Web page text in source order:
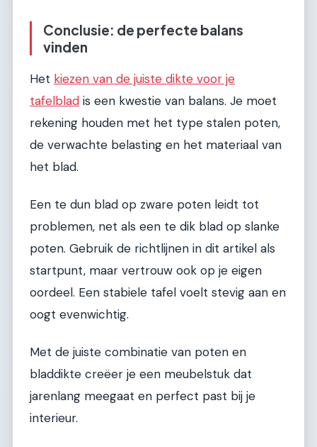
Conclusie: de perfecte balans
vinden
Het kiezen van de juiste dikte voor je
tafelblad is een kwestie van balans. Je moet
rekening houden met het type stalen poten,
de verwachte belasting en het materiaal van
het blad.
Een te dun blad op zware poten leidt tot
problemen, net als een te dik blad op slanke
poten. Gebruik de richtlijnen in dit artikel als
startpunt, maar vertrouw ook op je eigen
oordeel. Een stabiele tafel voelt stevig aan en
oogt evenwichtig.
Met de juiste combinatie van poten en
bladdikte creëer je een meubelstuk dat
jarenlang meegaat en perfect past bij je
interieur.